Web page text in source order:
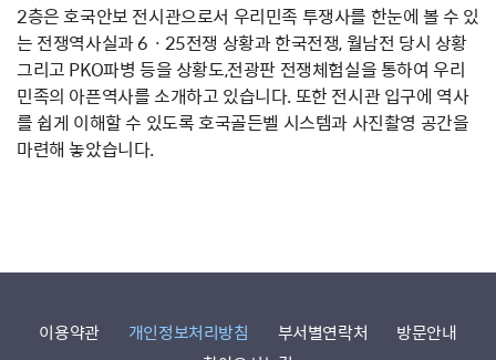
2층은 호국안보 전시관으로서 우리민족 투쟁사를 한눈에 볼 수 있
는 전쟁역사실과 6ㆍ25전쟁 상황과 한국전쟁, 월남전 당시 상황
그리고 PKO파병 등을 상황도,전광판 전쟁체험실을 통하여 우리
민족의 아픈역사를 소개하고 있습니다. 또한 전시관 입구에 역사
를 쉽게 이해할 수 있도록 호국골든벨 시스템과 사진촬영 공간을
마련해 놓았습니다.
이용약관 개인정보처리방침 부서별연락처
방문안내